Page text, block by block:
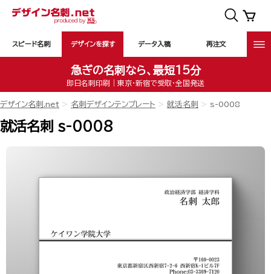
スピード名刺 デザインを探す データ入稿 再注文
急ぎの名刺なら、最短15分
即日名刺印刷｜東京・新宿で受取・全国発送
デザイン名刺.net 名刺デザインテンプレート 就活名刺 s-0008
就活名刺 s-0008